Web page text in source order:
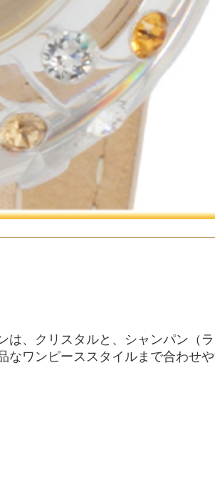
、クリスタルと、シャンパン（ラ
ワンピーススタイルまで合わせや